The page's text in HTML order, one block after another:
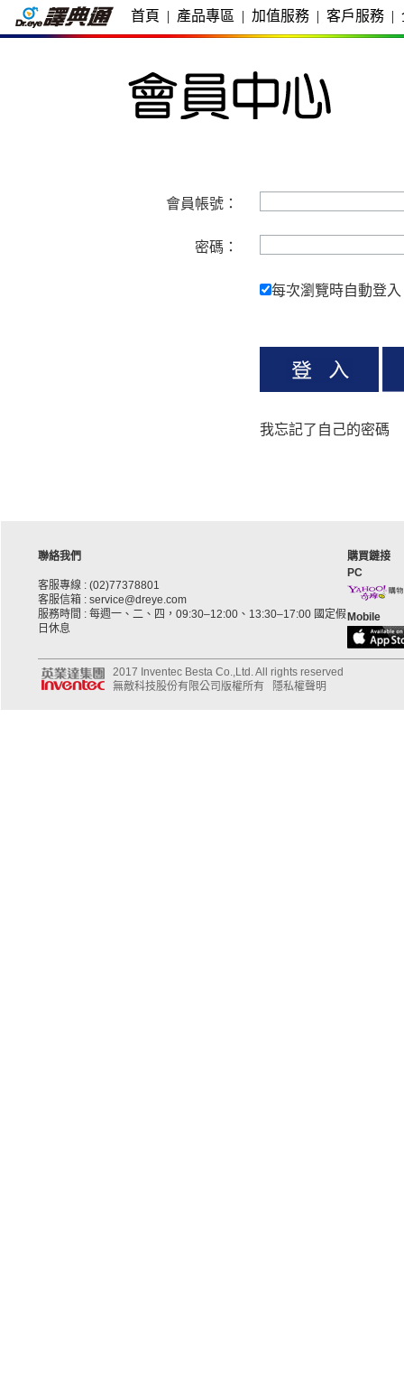
首頁 | 產品專區 | 加值服務 | 客戶服務 |
會員帳號：
密碼：
每次瀏覽時自動登入
我忘記了自己的密碼
聯絡我們
客服專線 : (02)77378801
客服信箱 : service@dreye.com
服務時間 : 每週一、二、四，09:30–12:00、13:30–17:00 國定假
日休息
購買鏈接
PC
Mobile
2017 Inventec Besta Co.,Ltd. All rights reserved
無敵科技股份有限公司版權所有
隱私權聲明